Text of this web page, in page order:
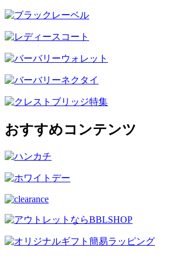
おすすめコンテンツ